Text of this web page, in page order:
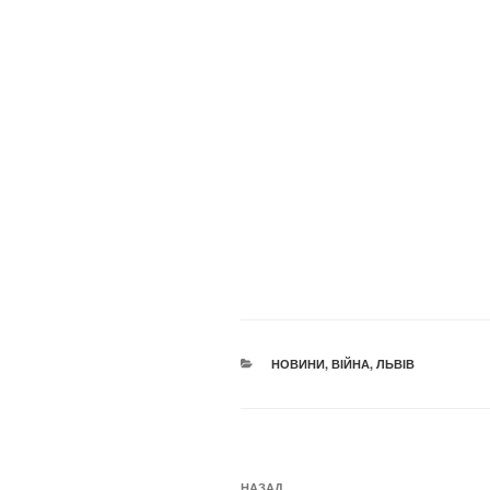
КАТЕГОРІЇ
НОВИНИ, ВІЙНА, ЛЬВІВ
Навігація